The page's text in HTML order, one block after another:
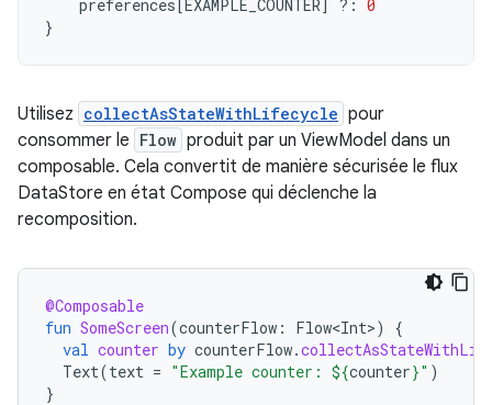
preferences[EXAMPLE_COUNTER] ?: 0
}
Utilisez collectAsStateWithLifecycle pour
consommer le Flow produit par un ViewModel dans un
composable. Cela convertit de manière sécurisée le flux
DataStore en état Compose qui déclenche la
recomposition.
@Composable
fun SomeScreen(counterFlow : Flow<Int>)
{
val counter by counterFlow.
Text(text = "Example counter: ${counter}" )
}